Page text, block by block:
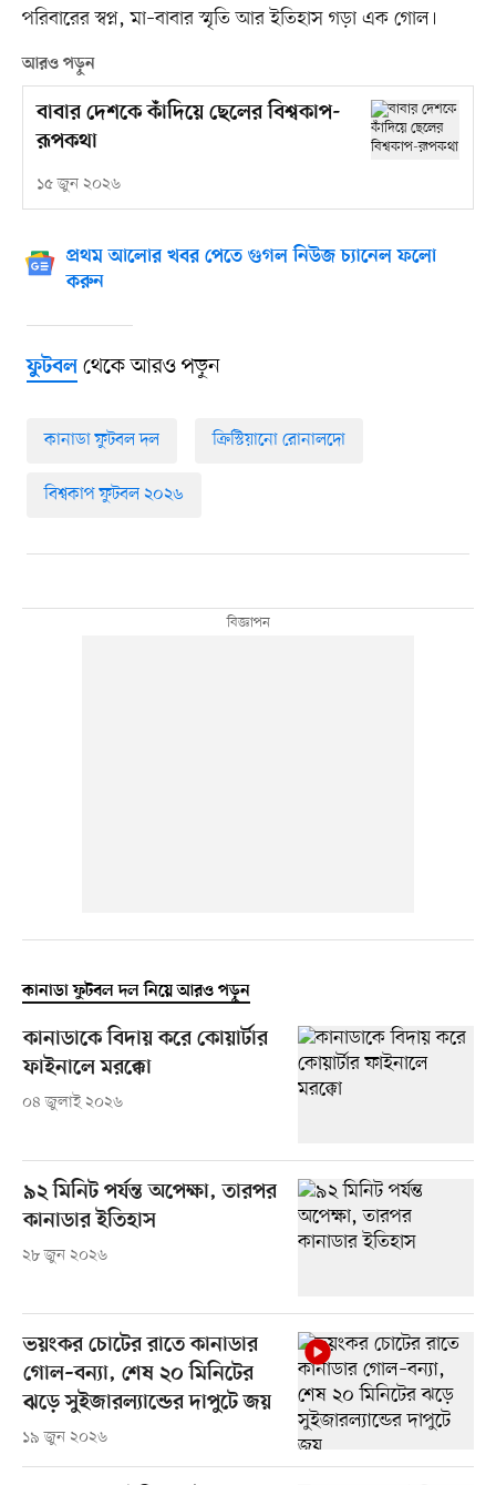
পরিবারের স্বপ্ন, মা–বাবার স্মৃতি আর ইতিহাস গড়া এক গোল।
আরও পড়ুন
বাবার দেশকে কাঁদিয়ে ছেলের বিশ্বকাপ-
রূপকথা
১৫ জুন ২০২৬
প্রথম আলোর খবর পেতে গুগল নিউজ চ্যানেল ফলো
করুন
ফুটবলথেকে আরও পড়ুন
কানাডা ফুটবল দল ক্রিস্টিয়ানো রোনালদো
বিশ্বকাপ ফুটবল ২০২৬
কানাডা ফুটবল দল নিয়ে আরও পড়ুন
কানাডাকে বিদায় করে কোয়ার্টার
ফাইনালে মরক্কো
০৪ জুলাই ২০২৬
৯২ মিনিট পর্যন্ত অপেক্ষা, তারপর
কানাডার ইতিহাস
২৮ জুন ২০২৬
ভয়ংকর চোটের রাতে কানাডার
গোল–বন্যা, শেষ ২০ মিনিটের
ঝড়ে সুইজারল্যান্ডের দাপুটে জয়
১৯ জুন ২০২৬